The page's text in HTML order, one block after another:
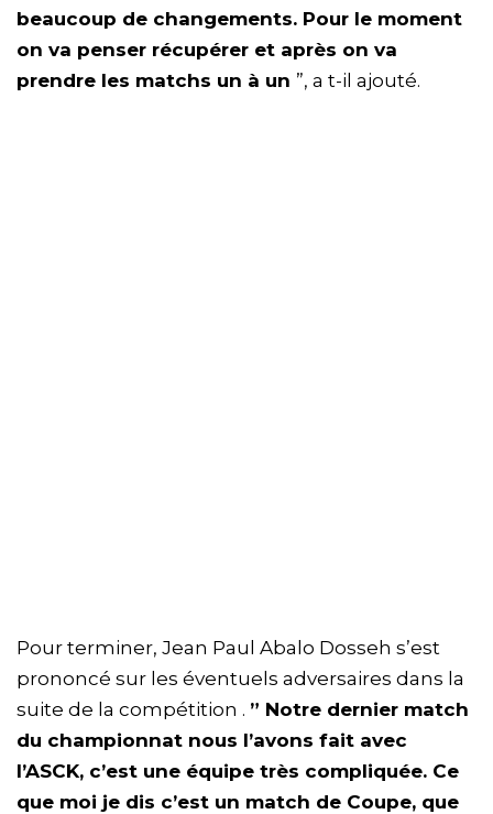
beaucoup de changements. Pour le moment
on va penser récupérer et après on va
prendre les matchs un à un ”, a t-il ajouté.
Pour terminer, Jean Paul Abalo Dosseh s’est
prononcé sur les éventuels adversaires dans la
suite de la compétition . ” Notre dernier match
du championnat nous l’avons fait avec
l’ASCK, c’est une équipe très compliquée. Ce
que moi je dis c’est un match de Coupe, que